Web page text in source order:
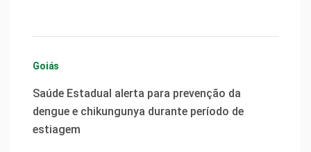
Goiás
Saúde Estadual alerta para prevenção da
dengue e chikungunya durante período de
estiagem